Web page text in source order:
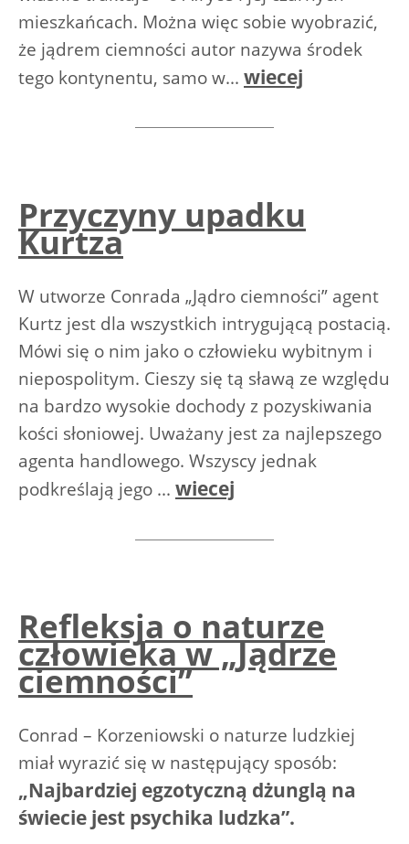
mieszkańcach. Można więc sobie wyobrazić,
że jądrem ciemności autor nazywa środek
tego kontynentu, samo w... wiecej
Przyczyny upadku
Kurtza
W utworze Conrada „Jądro ciemności” agent
Kurtz jest dla wszystkich intrygującą postacią.
Mówi się o nim jako o człowieku wybitnym i
niepospolitym. Cieszy się tą sławą ze względu
na bardzo wysokie dochody z pozyskiwania
kości słoniowej. Uważany jest za najlepszego
agenta handlowego. Wszyscy jednak
podkreślają jego ... wiecej
Refleksja o naturze
człowieka w „Jądrze
ciemności”
Conrad – Korzeniowski o naturze ludzkiej
miał wyrazić się w następujący sposób:
„Najbardziej egzotyczną dżunglą na
świecie jest psychika ludzka”.